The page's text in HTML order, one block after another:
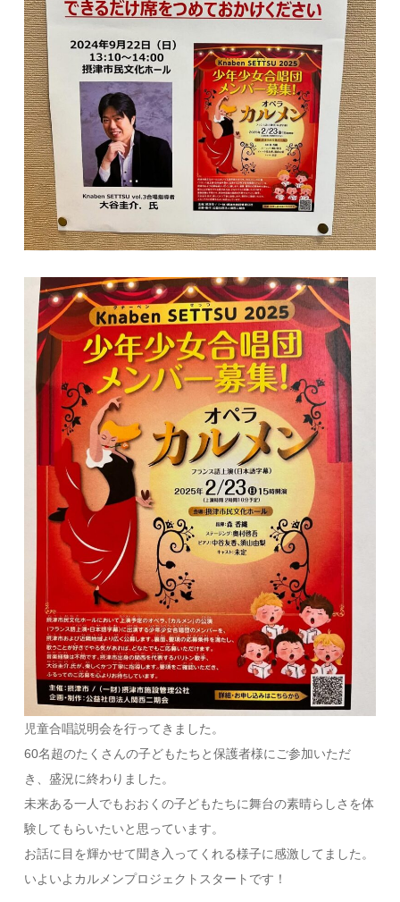
児童合唱説明会を行ってきました。
60名超のたくさんの子どもたちと保護者様にご参加いただ
き、盛況に終わりました。
未来ある一人でもおおくの子どもたちに舞台の素晴らしさを体
験してもらいたいと思っています。
お話に目を輝かせて聞き入ってくれる様子に感激してました。
いよいよカルメンプロジェクトスタートです！